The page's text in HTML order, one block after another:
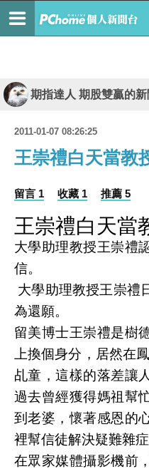
期指達人 期股雙贏的新
2011-01-07 08:26:25
王崇禮白天當
留言 1 收藏 1 推薦 5
王崇禮白天
大學助理教授王崇禮
信。
大學助理教授王崇禮
為還願。
留美博士王崇禮是樹
上換個身分，居然在
乩童，這樣的落差讓
過去曾經獲得媽祖幫
到老婆，懷著感恩的
裡幫信徒解決疑難雜
在眾家媒體攝影機前